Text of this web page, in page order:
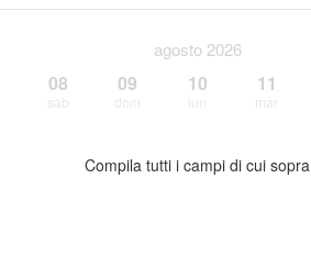
agosto 2026
08 09 10 11
Compila tutti i campi di cui sopra